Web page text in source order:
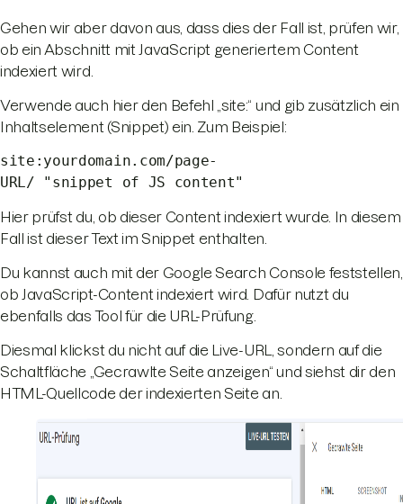
Gehen wir aber davon aus, dass dies der Fall ist, prüfen wir,
ob ein Abschnitt mit JavaScript generiertem Content
indexiert wird.
Verwende auch hier den Befehl „site:“ und gib zusätzlich ein
Inhaltselement (Snippet) ein. Zum Beispiel:
site:yourdomain.com/page-
URL/ "snippet of JS content"
Hier prüfst du, ob dieser Content indexiert wurde. In diesem
Fall ist dieser Text im Snippet enthalten.
Du kannst auch mit der Google Search Console feststellen,
ob JavaScript-Content indexiert wird. Dafür nutzt du
ebenfalls das Tool für die URL-Prüfung.
Diesmal klickst du nicht auf die Live-URL, sondern auf die
Schaltfläche „Gecrawlte Seite anzeigen“ und siehst dir den
HTML-Quellcode der indexierten Seite an.